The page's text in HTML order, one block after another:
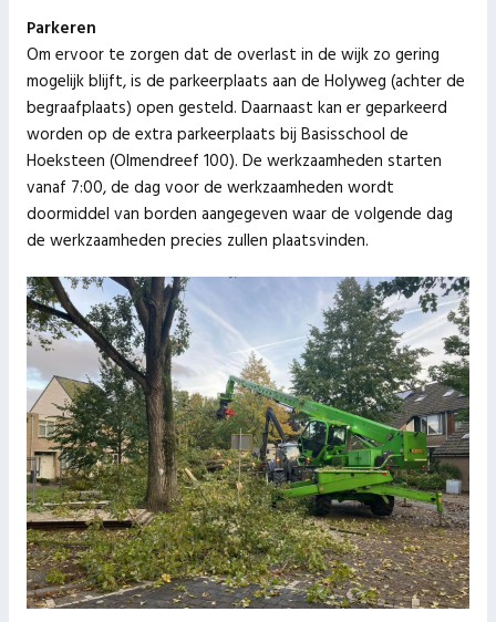
Parkeren
Om ervoor te zorgen dat de overlast in de wijk zo gering
mogelijk blijft, is de parkeerplaats aan de Holyweg (achter de
begraafplaats) open gesteld. Daarnaast kan er geparkeerd
worden op de extra parkeerplaats bij Basisschool de
Hoeksteen (Olmendreef 100). De werkzaamheden starten
vanaf 7:00, de dag voor de werkzaamheden wordt
doormiddel van borden aangegeven waar de volgende dag
de werkzaamheden precies zullen plaatsvinden.